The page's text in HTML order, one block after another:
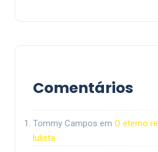
Comentários
Tommy Campos em O eterno
lulista